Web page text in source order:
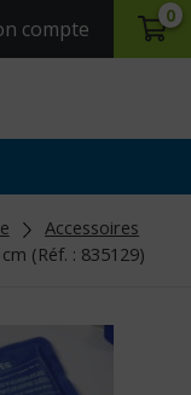
compte
0
Accessoires
(Réf. : 835129)